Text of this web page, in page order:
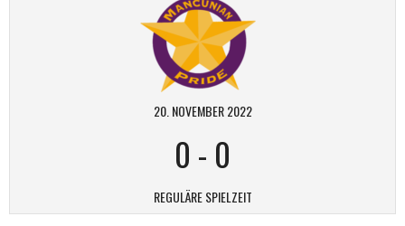
20. NOVEMBER 2022
0 - 0
REGULÄRE SPIELZEIT